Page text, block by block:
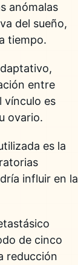
anómalas
del sueño,
tiempo.
entre
vínculo es
ovario.
es la
influir en la
de cinco
reducción